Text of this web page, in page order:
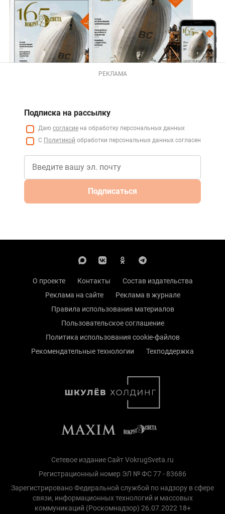
РЕКЛАМА
Подписка на рассылку
Даю согласие на обработку персональных данных
С Политикой обработки персональных данных согласен
Подписаться
О проекте Контакты
Состав издательства
Реклама на сайте
Реклама в журнале
Правила использования материалов
Пользовательское соглашение
Политика использования cookie-файлов
Рекомендательные технологии
Техподдержка
Сетевое издание Сайт VokrugSveta.ru
Регистрационный номер ЭЛ № ФС 77 - 83686
Зарегистрировано Федеральной службой по надзору в сфере
связи, информационных технологий и массовых
коммуникаций (Роскомнадзор) 26.07.2022 18+